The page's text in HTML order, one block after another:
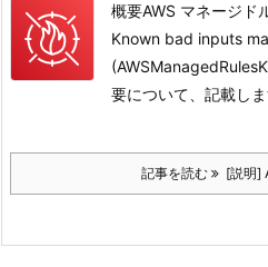
概要AWS マネージド
Known bad inputs
要について、記載しま
記事を読む [説明]